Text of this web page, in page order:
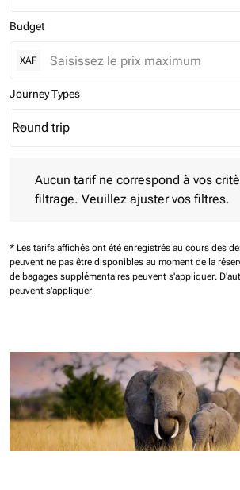
Budget
XAF
Journey Types
Journey Types option Round trip Selected
Round trip
keyboard_arrow_down
Aucun tarif ne correspond à vos
filtrage. Veuillez ajuster vos filtres.
* Les tarifs affichés ont été enregistrés au cours des
peuvent ne pas être disponibles au moment de la
de bagages supplémentaires peuvent s'appliquer.
peuvent s'appliquer